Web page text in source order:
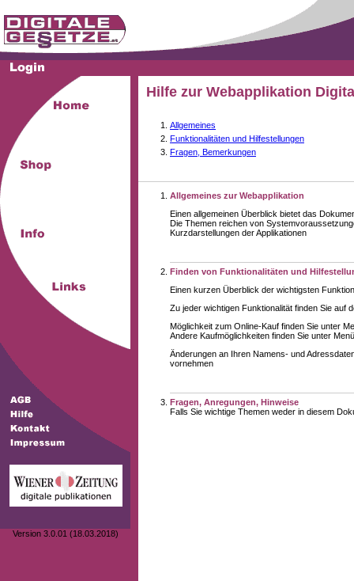
Version 3.0.01 (18.03.2018)
Hilfe zur Webapplikation
Allgemeines
Funktionalitäten und Hilfestellungen
Fragen, Bemerkungen
Allgemeines zur Webapplikation
Einen allgemeinen Überblick bietet das
Die Themen reichen von
Kurzdarstellungen der Applikationen
Finden von Funktionalitäten und
Einen kurzen Überblick der wichtigsten
Zu jeder wichtigen Funktionalität finden Sie auf
Möglichkeit zum Online-Kauf finden Sie unter
Andere Kaufmöglichkeiten finden Sie unter
Änderungen an Ihren Namens- und
vornehmen
Fragen, Anregungen, Hinweise
Falls Sie wichtige Themen weder in diesem